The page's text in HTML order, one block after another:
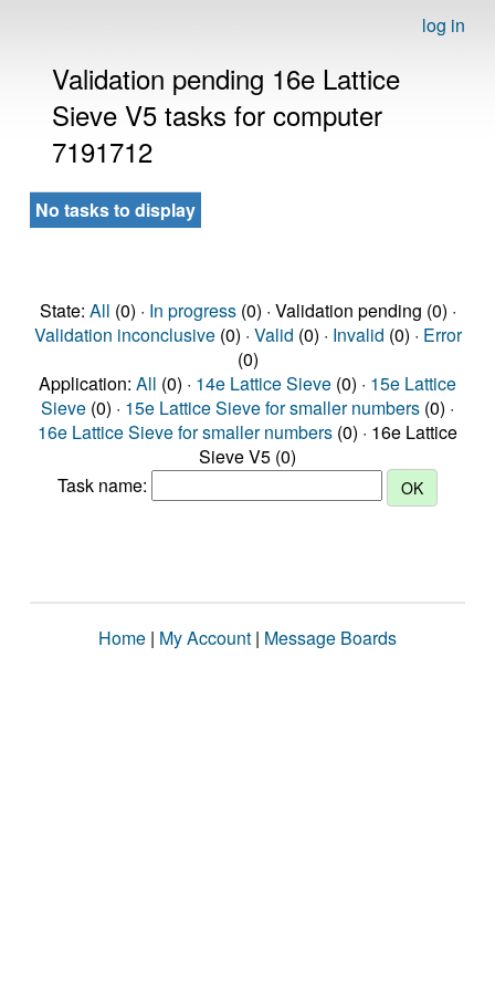
log in
Validation pending 16e Lattice
Sieve V5 tasks for computer
7191712
No tasks to display
State: All (0) · In progress(0) · Validation pending (0) ·
Validation inconclusive(0) · Valid (0) · Invalid (0) · Error
(0)
Application: All (0) · 14e Lattice Sieve (0) · 15e Lattice
Sieve (0) · 15e Lattice Sieve for smaller numbers (0) ·
16e Lattice Sieve for smaller numbers (0) · 16e Lattice
Sieve V5 (0)
Task name:
Home | My Account | Message Boards